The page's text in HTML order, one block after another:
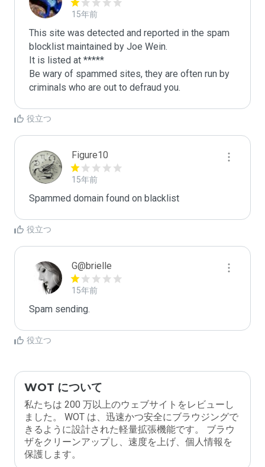
15年前
This site was detected and reported in the spam
blocklist maintained by Joe Wein.
It is listed at *****
Be wary of spammed sites, they are often run by
criminals who are out to defraud you.
役立つ
Figure10
15年前
Spammed domain found on blacklist
役立つ
G@brielle
15年前
Spam sending.
役立つ
WOT について
私たちは 200 万以上のウェブサイトをレビューし
ました。 WOT は、迅速かつ安全にブラウジングで
きるように設計された軽量拡張機能です。 ブラウ
ザをクリーンアップし、速度を上げ、個人情報を
保護します。